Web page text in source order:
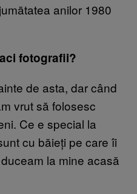
anilor 1980
fotografii?
de asta, dar când
vrut să folosesc
Ce e special la
cu băieți pe care îi
la mine acasă